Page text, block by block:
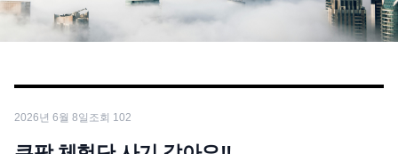
법률지식인
업무분야
전체
2026년 6월 8일 조회 102